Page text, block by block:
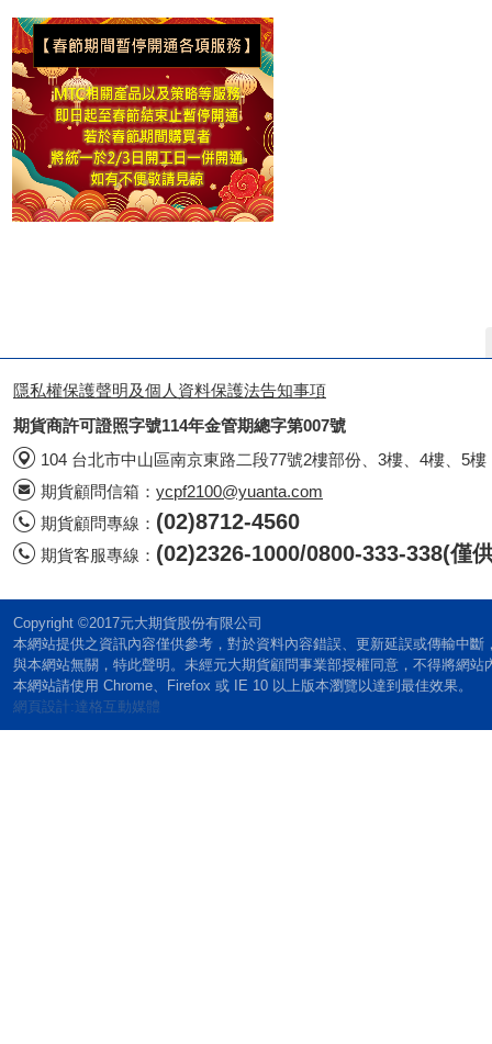
隱私權保護聲明及個人資料保護法告知事項
期貨商許可證照字號114年金管期總字第007號
104 台北市中山區南京東路二段77號2樓部份、3樓、4樓、5樓
期貨顧問信箱： ycpf2100@yuanta.com
期貨顧問專線： (02)8712-4560
期貨客服專線： (02)2326-1000/0800-333-338(僅
Copyright ©2017元大期貨股份有限公司
本網站提供之資訊內容僅供參考，對於資料內容錯誤、更新延誤或傳輸中
與本網站無關，特此聲明。未經元大期貨顧問事業部授權同意，不得將網站
本網站請使用 Chrome、Firefox 或 IE 10 以上版本瀏覽以達到最佳效果。
網頁設計:達格互動媒體